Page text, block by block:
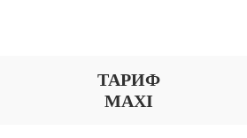
ТАРИФ
MAXI